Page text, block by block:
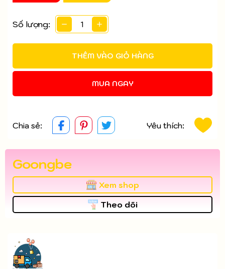
Số lượng:
THÊM VÀO GIỎ HÀNG
MUA NGAY
Chia sẻ: Yêu thích:
Goongbe
Xem shop
Theo dõi